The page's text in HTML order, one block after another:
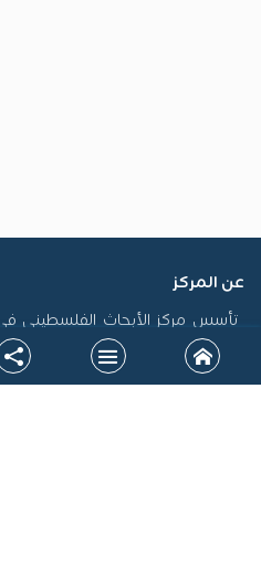
عن المركز
أول منصة فلسطينية رسمية مكرسة
وتوثيق سيرتها، فضلاً عن إنتاج